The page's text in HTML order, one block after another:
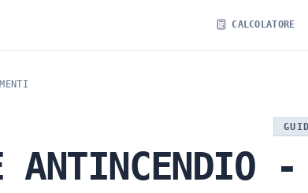
CALCOLATORE
ANTINCENDIO -